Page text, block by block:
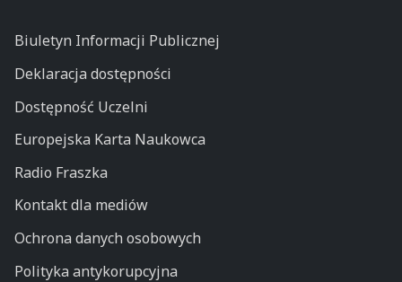
Biuletyn Informacji Publicznej
Deklaracja dostępności
Dostępność Uczelni
Europejska Karta Naukowca
Radio Fraszka
Kontakt dla mediów
Ochrona danych osobowych
Polityka antykorupcyjna